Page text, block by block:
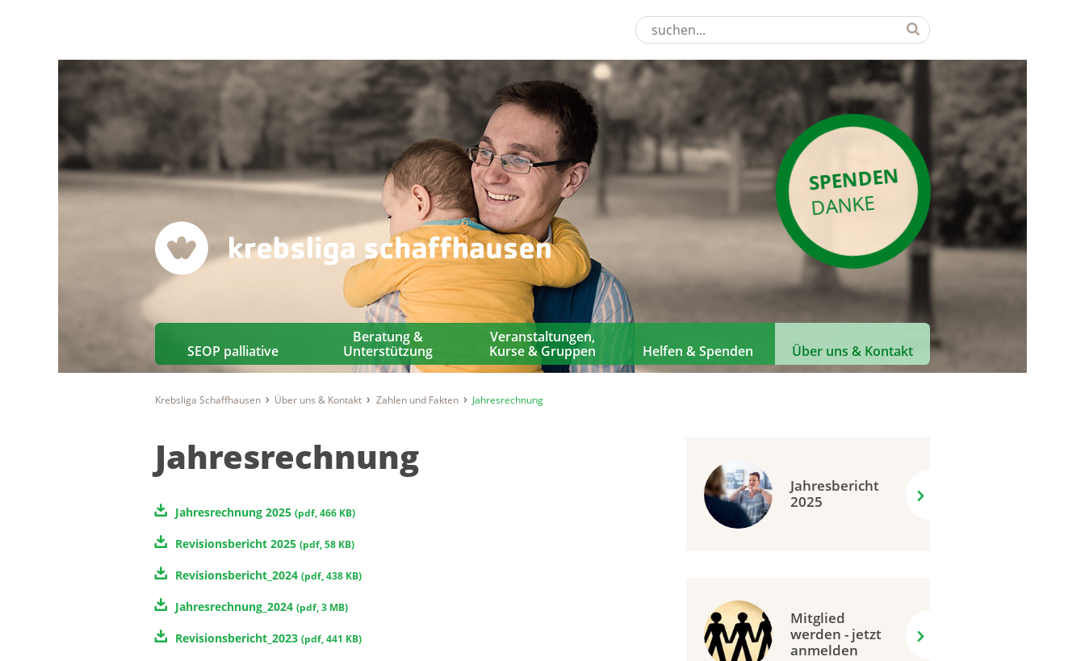
SPENDEN
DANKE
SEOP palliative
Beratung &
Unterstützung
Veranstaltungen,
Kurse & Gruppen
Helfen & Spenden Über uns & Kontakt
Krebsliga Schaffhausen Über uns & Kontakt Zahlen und Fakten Jahresrechnung
Jahresrechnung
Jahresrechnung 2025 (pdf,466 KB)
Revisionsbericht 2025 (pdf,58 KB)
Revisionsbericht_2024 (pdf,438 KB)
Jahresrechnung_2024 (pdf,3 MB)
Revisionsbericht_2023 (pdf,441 KB)
Jahresbericht
2025
Mitglied
werden - jetzt
anmelden